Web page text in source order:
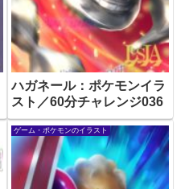
ハガネール：ポケモンイラ
スト／60分チャレンジ036
ゲーム・ポケモンのイラスト